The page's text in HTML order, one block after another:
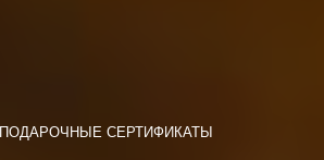
ПОДАРОЧНЫЕ СЕРТИФИКАТЫ